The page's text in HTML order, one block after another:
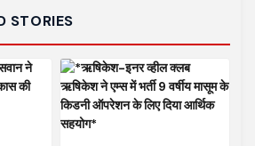
STORIES